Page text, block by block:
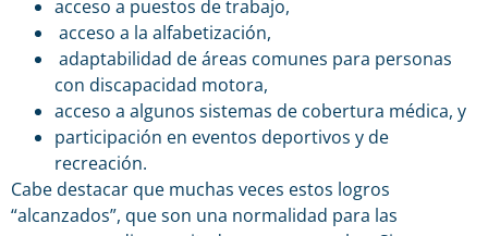
acceso a puestos de trabajo,
acceso a la alfabetización,
adaptabilidad de áreas comunes para personas
con discapacidad motora,
acceso a algunos sistemas de cobertura médica, y
participación en eventos deportivos y de
recreación.
Cabe destacar que muchas veces estos logros
“alcanzados”, que son una normalidad para las